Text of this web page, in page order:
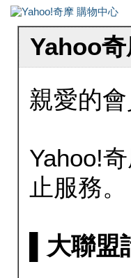
Yahoo
親愛的會
Yahoo!
止服務。
▌大聯